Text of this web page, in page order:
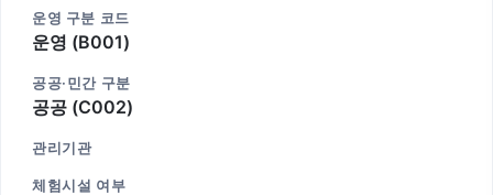
운영 구분 코드
운영 (B001)
공공·민간 구분
공공 (C002)
관리기관
체험시설 여부